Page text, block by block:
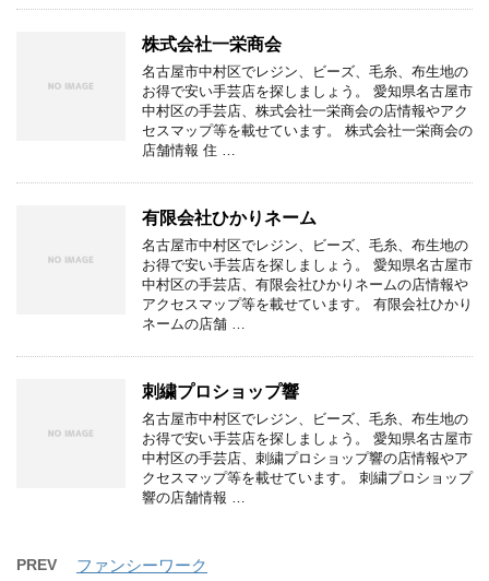
株式会社一栄商会
名古屋市中村区でレジン、ビーズ、毛糸、布生地の
お得で安い手芸店を探しましょう。 愛知県名古屋市
中村区の手芸店、株式会社一栄商会の店情報やアク
セスマップ等を載せています。 株式会社一栄商会の
店舗情報 住 …
有限会社ひかりネーム
名古屋市中村区でレジン、ビーズ、毛糸、布生地の
お得で安い手芸店を探しましょう。 愛知県名古屋市
中村区の手芸店、有限会社ひかりネームの店情報や
アクセスマップ等を載せています。 有限会社ひかり
ネームの店舗 …
刺繍プロショップ響
名古屋市中村区でレジン、ビーズ、毛糸、布生地の
お得で安い手芸店を探しましょう。 愛知県名古屋市
中村区の手芸店、刺繍プロショップ響の店情報やア
クセスマップ等を載せています。 刺繍プロショップ
響の店舗情報 …
PREV ファンシーワーク